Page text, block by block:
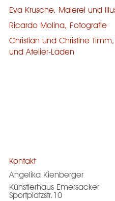
Eva Krusche, Malerei und
Ricardo Molina, Fotografie
Christian und Christine
und Atelier-Laden
Kontakt
Angelika Kienberger
Künstlerhaus Emersacker
Sportplatzstr.10